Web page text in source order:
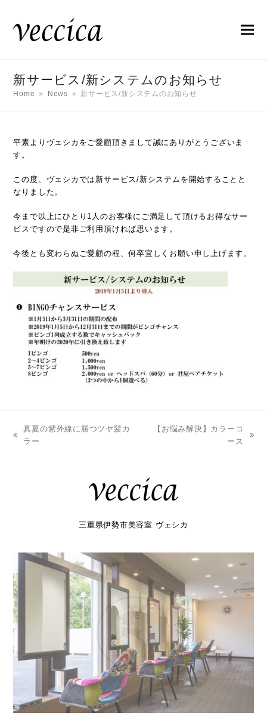
新サービス/新システムのお知らせ
Home » News » 新サービス/新システムのお知らせ
平素よりヴェシカをご愛顧頂きまして誠にありがとうございま
す。
この度、ヴェシカでは新サービス/新システムを開始することと
なりました。
今まで以上にひとり1人のお客様にご満足して頂けるお得なサー
ビスですので是非ご利用頂ければ思います。
今後とも変わらぬご愛顧の程、何卒宜しくお願い申し上げます。
previous
真夏の紫外線に勝つツヤ髪カ
ラー
【お悩み解決】カラーコ
ース
三重県伊勢市美容室 ヴェシカ